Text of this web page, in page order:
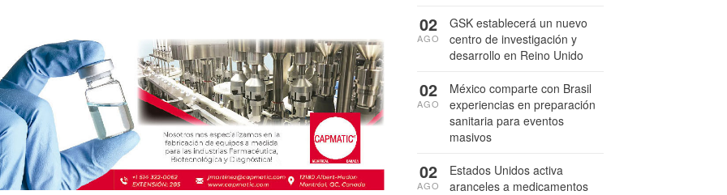
GSK establecerá un nuevo
centro de investigación y
desarrollo en Reino Unido
02
AGO
México comparte con Brasil
experiencias en preparación
sanitaria para eventos
masivos
02
AGO
Estados Unidos activa
aranceles a medicamentos
02
AGO